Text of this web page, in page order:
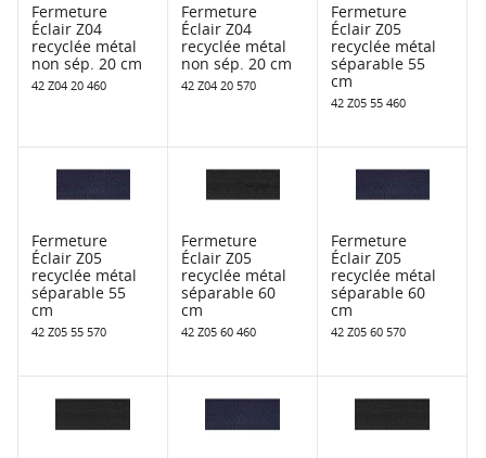
Fermeture
Éclair Z04
recyclée métal
non sép. 20 cm
42 Z04 20 460
Fermeture
Éclair Z04
recyclée métal
non sép. 20 cm
42 Z04 20 570
Fermeture
Éclair Z05
recyclée métal
séparable 55
cm
42 Z05 55 460
Fermeture
Éclair Z05
recyclée métal
séparable 55
cm
42 Z05 55 570
Fermeture
Éclair Z05
recyclée métal
séparable 60
cm
42 Z05 60 460
Fermeture
Éclair Z05
recyclée métal
séparable 60
cm
42 Z05 60 570